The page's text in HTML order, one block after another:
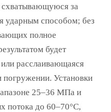
за
ударным способом; без
полное
будет
расслаивающаяся
Установки
25–36 МПа и
потока до 60–70°C,